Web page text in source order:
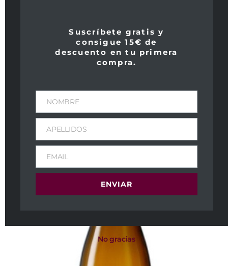
Suscríbete gratis y
consigue 15€ de
descuento en tu primera
compra.
NOMBRE
APELLIDOS
EMAIL
ENVIAR
No gracias